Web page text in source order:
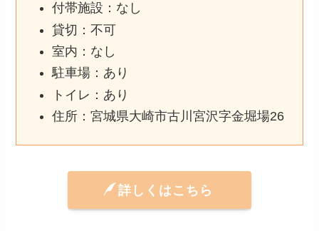
付帯施設：なし
貸切：不可
室内：なし
駐車場：あり
トイレ：あり
住所：宮城県大崎市古川宮沢字金堀場26
詳しくはこちら